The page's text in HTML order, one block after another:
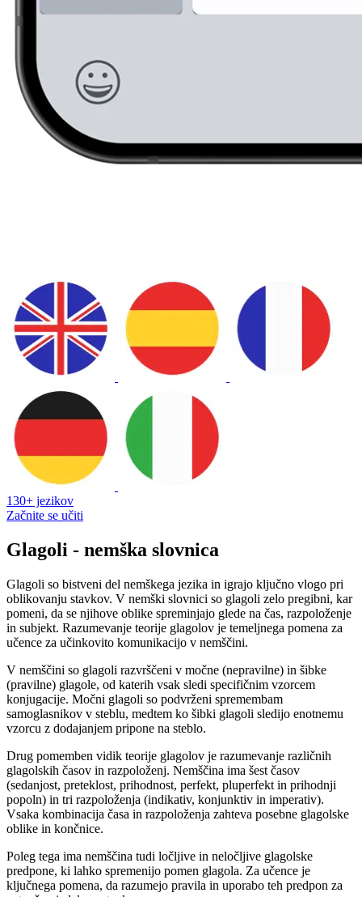
130+ jezikov
Začnite se učiti
Glagoli - nemška slovnica
Glagoli so bistveni del nemškega jezika in igrajo ključno vlogo pri
oblikovanju stavkov. V nemški slovnici so glagoli zelo pregibni, kar
pomeni, da se njihove oblike spreminjajo glede na čas, razpoloženje
in subjekt. Razumevanje teorije glagolov je temeljnega pomena za
učence za učinkovito komunikacijo v nemščini.
V nemščini so glagoli razvrščeni v močne (nepravilne) in šibke
(pravilne) glagole, od katerih vsak sledi specifičnim vzorcem
konjugacije. Močni glagoli so podvrženi spremembam
samoglasnikov v steblu, medtem ko šibki glagoli sledijo enotnemu
vzorcu z dodajanjem pripone na steblo.
Drug pomemben vidik teorije glagolov je razumevanje različnih
glagolskih časov in razpoloženj. Nemščina ima šest časov
(sedanjost, preteklost, prihodnost, perfekt, pluperfekt in prihodnji
popoln) in tri razpoloženja (indikativ, konjunktiv in imperativ).
Vsaka kombinacija časa in razpoloženja zahteva posebne glagolske
oblike in končnice.
Poleg tega ima nemščina tudi ločljive in neločljive glagolske
predpone, ki lahko spremenijo pomen glagola. Za učence je
ključnega pomena, da razumejo pravila in uporabo teh predpon za